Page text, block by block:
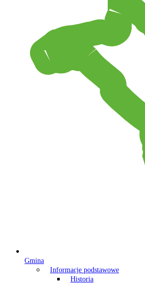
Gmina
Informacje podstawowe
Historia